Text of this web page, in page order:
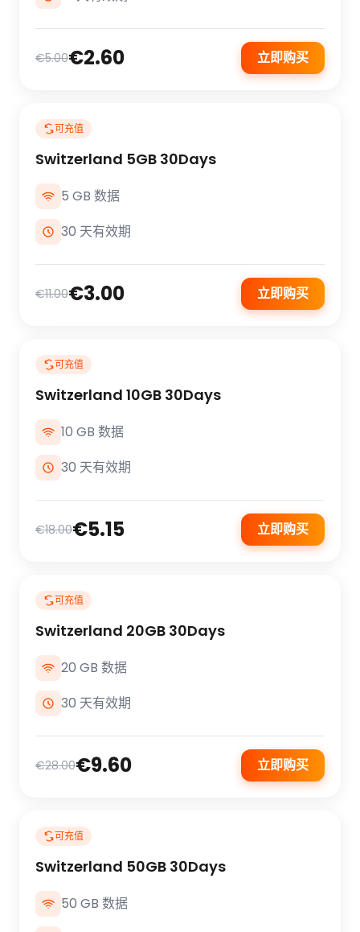
€5.00€2.60 立即购买
可充值
Switzerland 5GB 30Days
5 GB 数据
30 天有效期
€11.00€3.00 立即购买
可充值
Switzerland 10GB 30Days
10 GB 数据
30 天有效期
€18.00€5.15 立即购买
可充值
Switzerland 20GB 30Days
20 GB 数据
30 天有效期
€28.00€9.60 立即购买
可充值
Switzerland 50GB 30Days
50 GB 数据